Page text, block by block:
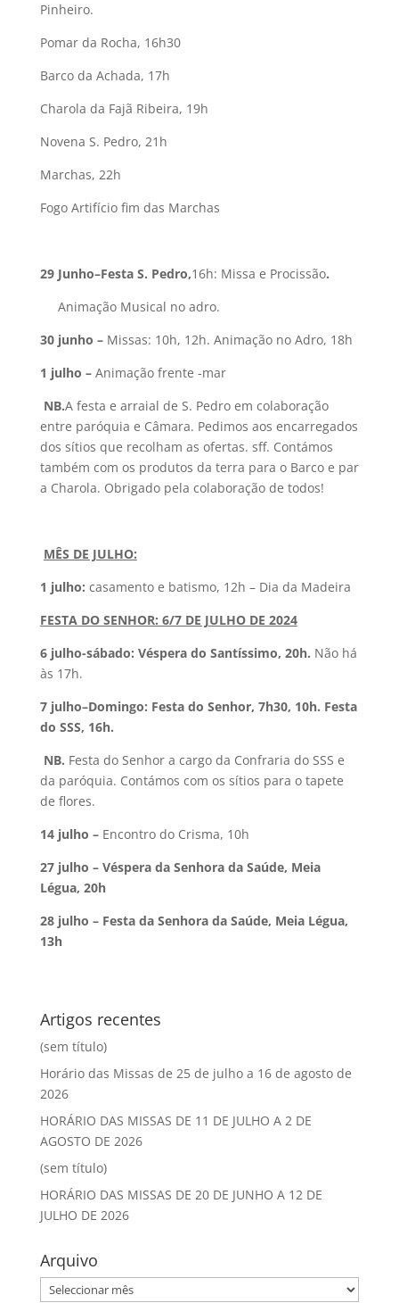
Pinheiro.
Pomar da Rocha, 16h30
Barco da Achada, 17h
Charola da Fajã Ribeira, 19h
Novena S. Pedro, 21h
Marchas, 22h
Fogo Artifício fim das Marchas
29 Junho–Festa S. Pedro,16h: Missa e Procissão.
Animação Musical no adro.
30 junho – Missas: 10h, 12h. Animação no Adro, 18h
1 julho – Animação frente -mar
NB.A festa e arraial de S. Pedro em colaboração
entre paróquia e Câmara. Pedimos aos encarregados
dos sítios que recolham as ofertas. sff. Contámos
também com os produtos da terra para o Barco e par
a Charola. Obrigado pela colaboração de todos!
MÊS DE JULHO:
1 julho: casamento e batismo, 12h – Dia da Madeira
FESTA DO SENHOR: 6/7 DE JULHO DE 2024
6 julho-sábado: Véspera do Santíssimo, 20h. Não há
às 17h.
7 julho–Domingo: Festa do Senhor, 7h30, 10h. Festa
do SSS, 16h.
NB. Festa do Senhor a cargo da Confraria do SSS e
da paróquia. Contámos com os sítios para o tapete
de flores.
14 julho – Encontro do Crisma, 10h
27 julho – Véspera da Senhora da Saúde, Meia
Légua, 20h
28 julho – Festa da Senhora da Saúde, Meia Légua,
13h
Artigos recentes
(sem título)
Horário das Missas de 25 de julho a 16 de agosto de
2026
HORÁRIO DAS MISSAS DE 11 DE JULHO A 2 DE
AGOSTO DE 2026
(sem título)
HORÁRIO DAS MISSAS DE 20 DE JUNHO A 12 DE
JULHO DE 2026
Arquivo
Arquivo